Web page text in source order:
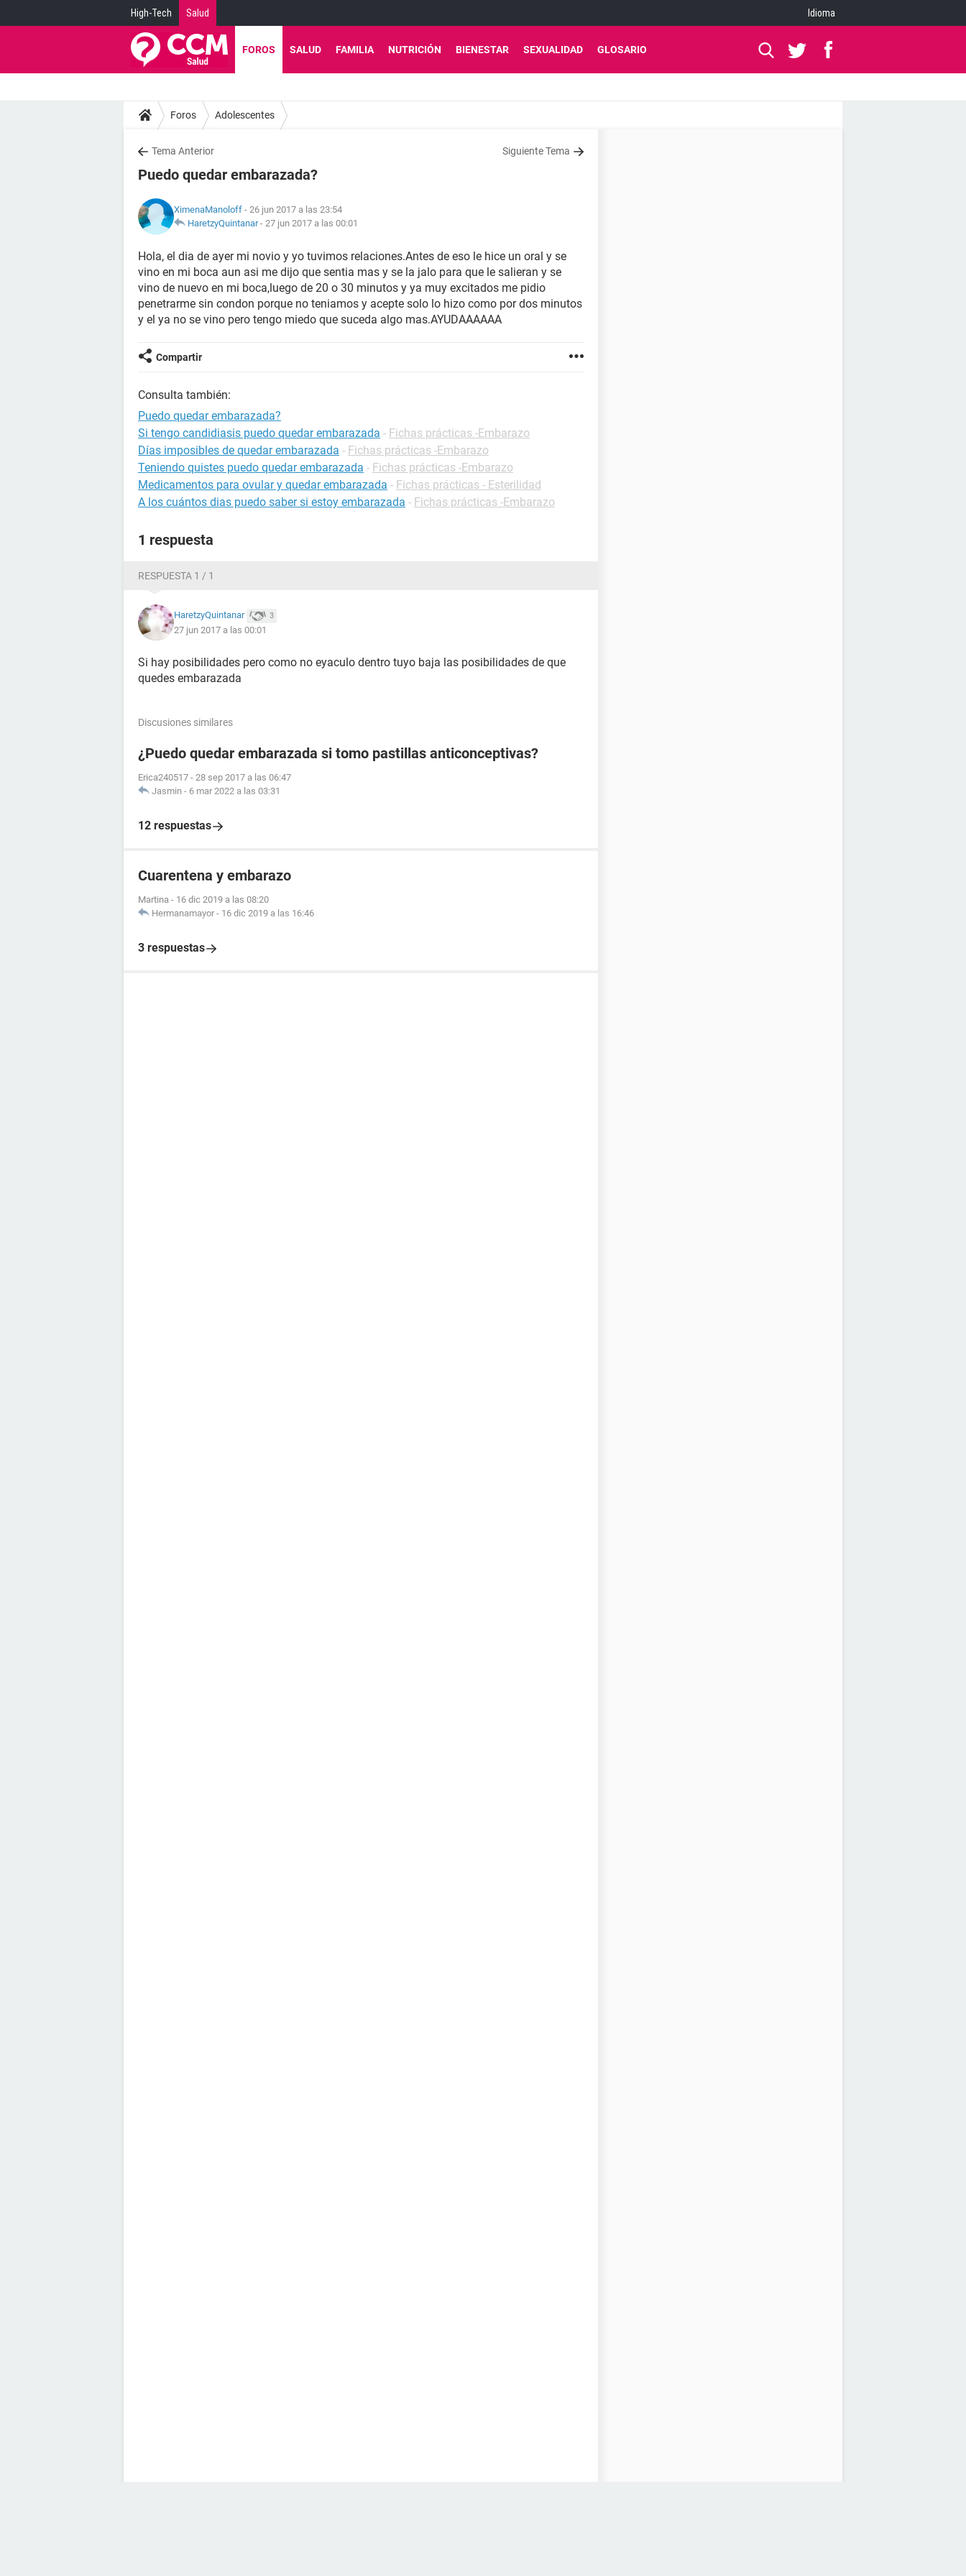
High-Tech Salud Idioma
FOROS SALUD FAMILIA NUTRICIÓN BIENESTAR SEXUALIDAD GLOSARIO
Foros Adolescentes
Tema Anterior Siguiente Tema
Puedo quedar embarazada?
XimenaManoloff - 26 jun 2017 a las 23:54
HaretzyQuintanar- 27 jun 2017 a las 00:01
Hola, el dia de ayer mi novio y yo tuvimos relaciones.Antes de eso le hice un oral y se
vino en mi boca aun asi me dijo que sentia mas y se la jalo para que le salieran y se
vino de nuevo en mi boca,luego de 20 o 30 minutos y ya muy excitados me pidio
penetrarme sin condon porque no teniamos y acepte solo lo hizo como por dos minutos
y el ya no se vino pero tengo miedo que suceda algo mas.AYUDAAAAAA
Compartir
Consulta también:
Puedo quedar embarazada?
Si tengo candidiasis puedo quedar embarazada - Fichas prácticas -Embarazo
Días imposibles de quedar embarazada - Fichas prácticas -Embarazo
Teniendo quistes puedo quedar embarazada - Fichas prácticas -Embarazo
Medicamentos para ovular y quedar embarazada - Fichas prácticas - Esterilidad
A los cuántos dias puedo saber si estoy embarazada - Fichas prácticas -Embarazo
1 respuesta
RESPUESTA 1 / 1
HaretzyQuintanar 3
27 jun 2017 a las 00:01
Si hay posibilidades pero como no eyaculo dentro tuyo baja las posibilidades de que
quedes embarazada
Discusiones similares
¿Puedo quedar embarazada si tomo pastillas anticonceptivas?
Erica240517 - 28 sep 2017 a las 06:47
Jasmin - 6 mar 2022 a las 03:31
12 respuestas
Cuarentena y embarazo
Martina - 16 dic 2019 a las 08:20
Hermanamayor - 16 dic 2019 a las 16:46
3 respuestas